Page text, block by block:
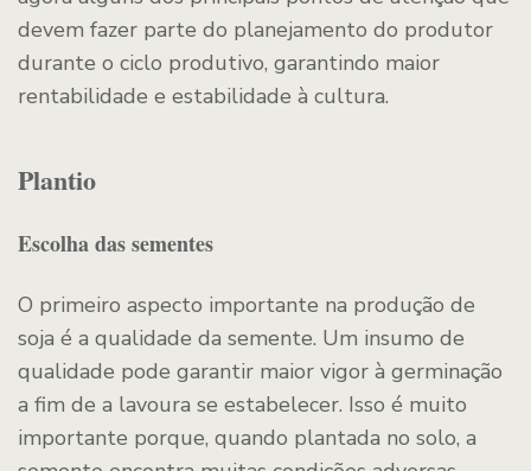
devem fazer parte do planejamento do produtor
durante o ciclo produtivo, garantindo maior
rentabilidade e estabilidade à cultura.
Plantio
Escolha das sementes
O primeiro aspecto importante na produção de
soja é a qualidade da semente. Um insumo de
qualidade pode garantir maior vigor à germinação
a fim de a lavoura se estabelecer. Isso é muito
importante porque, quando plantada no solo, a